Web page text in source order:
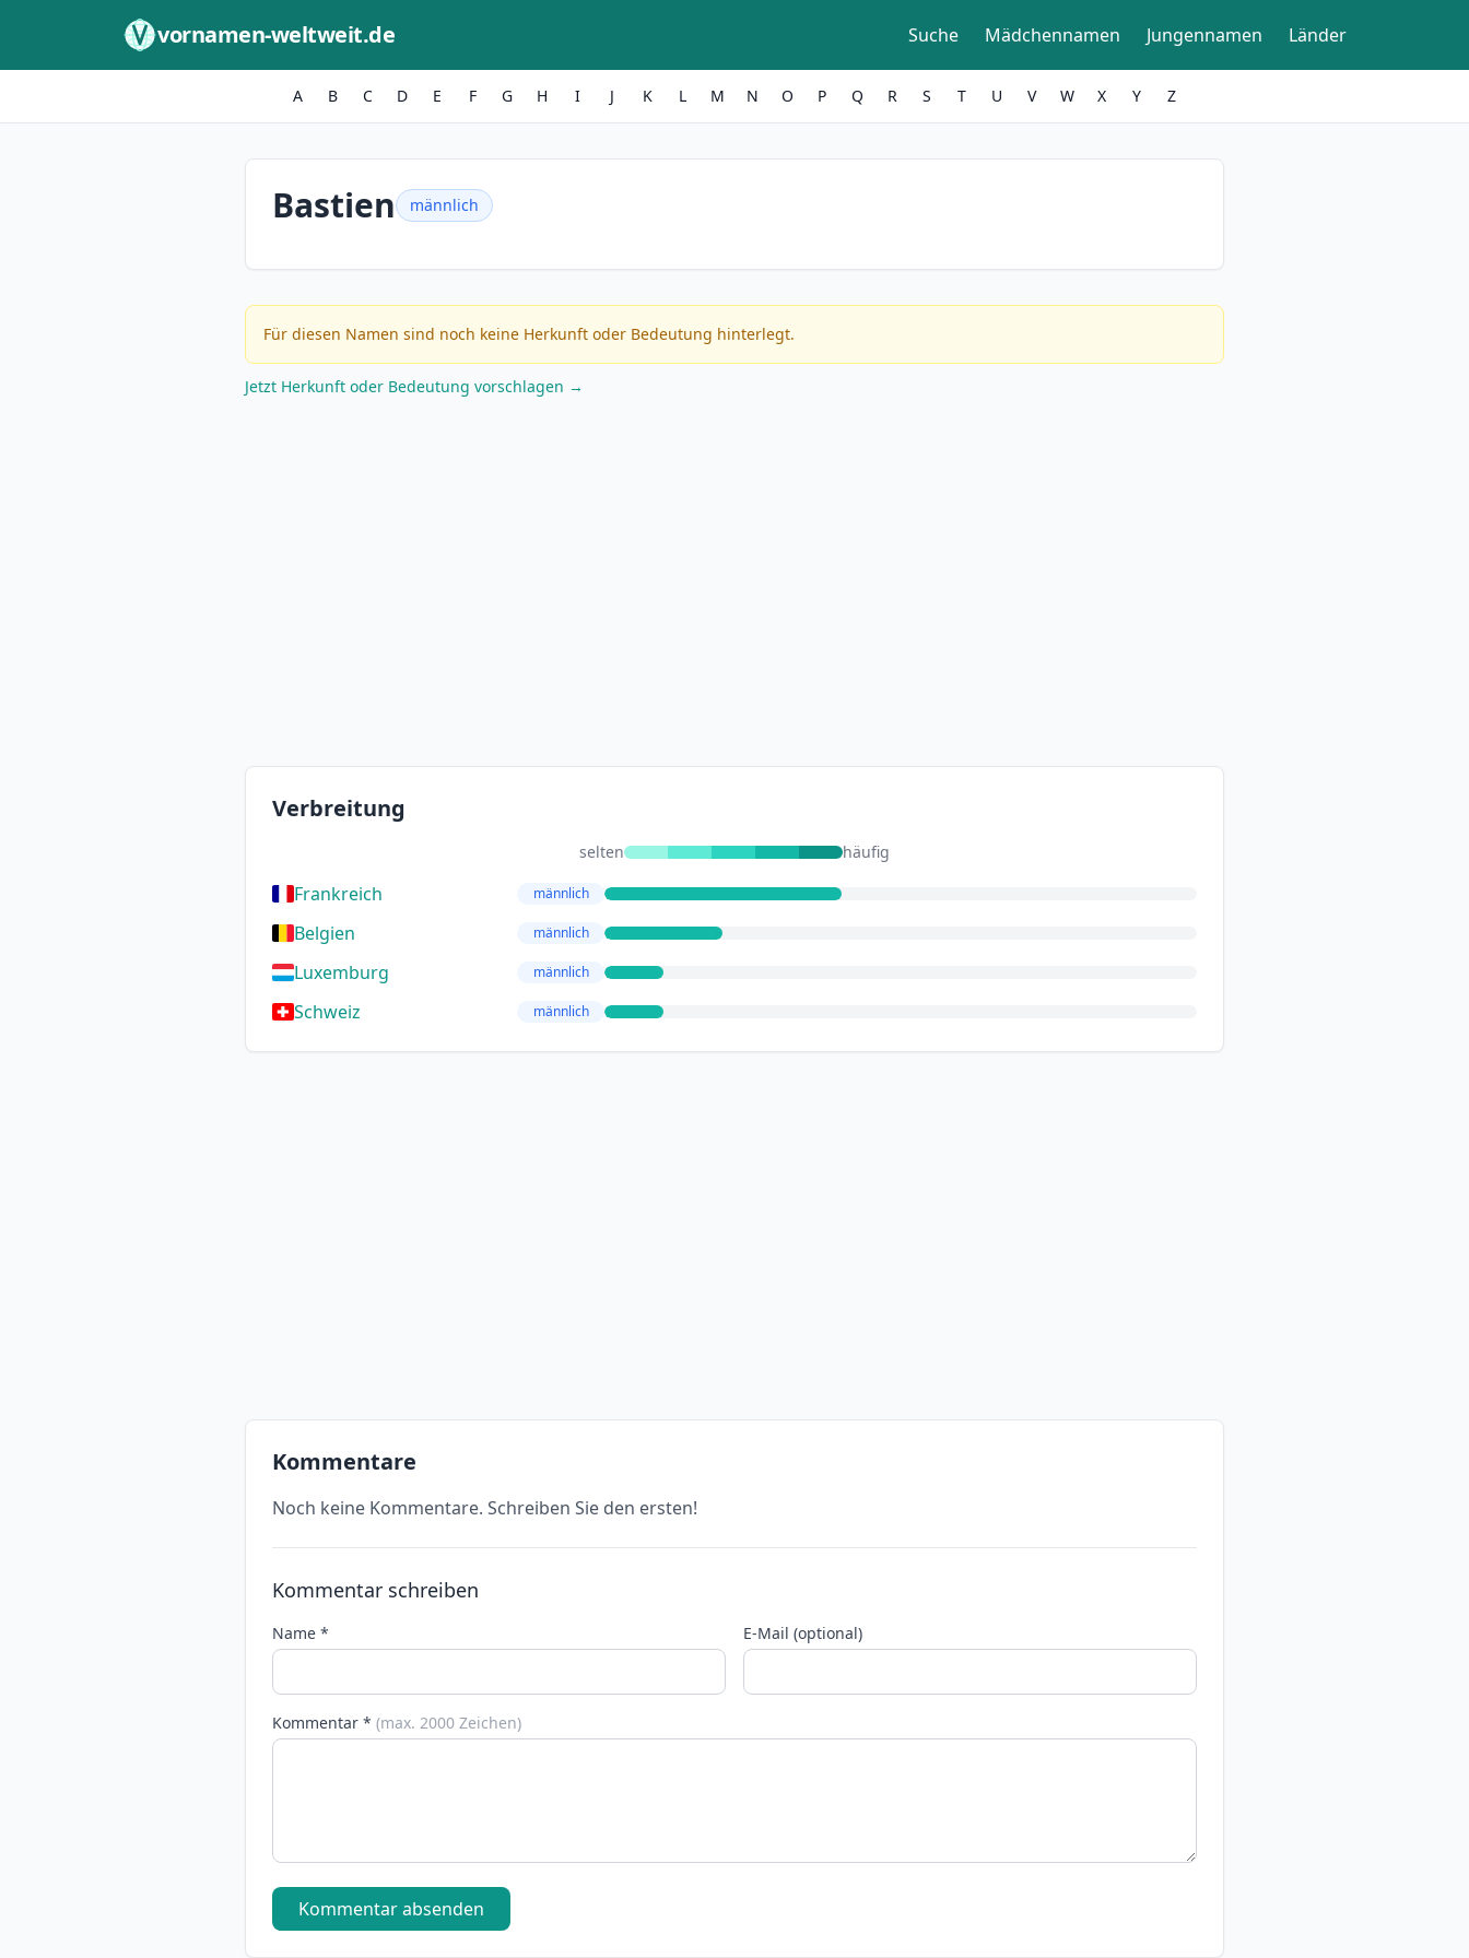
vornamen-weltweit.de Suche Mädchennamen Jungennamen Länder
A B C D E F G H I J K L M N O P Q R S T U V W X Y Z
Bastien männlich
Für diesen Namen sind noch keine Herkunft oder Bedeutung hinterlegt.
Jetzt Herkunft oder Bedeutung vorschlagen →
Verbreitung
selten häufig
Frankreich männlich
Belgien männlich
Luxemburg männlich
Schweiz männlich
Kommentare
Noch keine Kommentare. Schreiben Sie den ersten!
Kommentar schreiben
Name * E-Mail (optional)
Kommentar * (max. 2000 Zeichen)
Kommentar absenden